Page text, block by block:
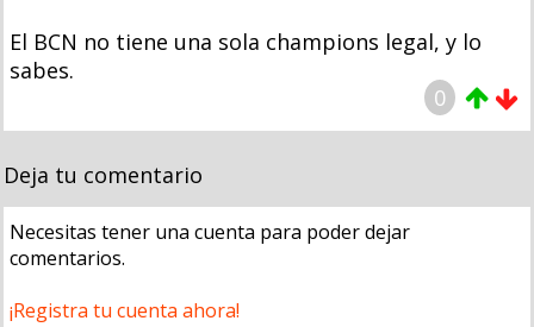
El BCN no tiene una sola champions legal, y lo
sabes.
0
Deja tu comentario
Necesitas tener una cuenta para poder dejar
comentarios.
¡Registra tu cuenta ahora!